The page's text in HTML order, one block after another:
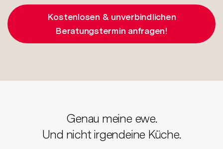
Kostenlosen & unverbindlichen
Beratungstermin anfragen!
Genau meine ewe.
Und nicht irgendeine Küche.